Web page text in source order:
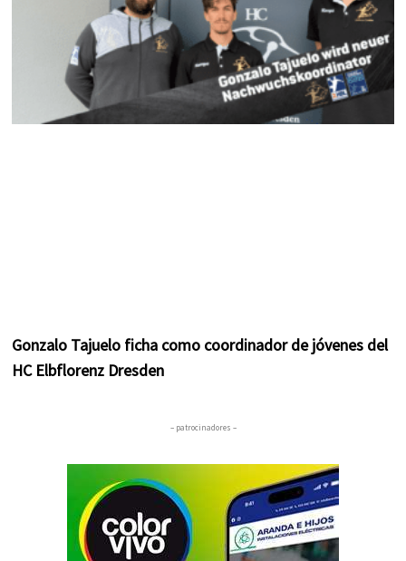
Gonzalo Tajuelo ficha como coordinador de jóvenes del
HC Elbflorenz Dresden
– patrocinadores –